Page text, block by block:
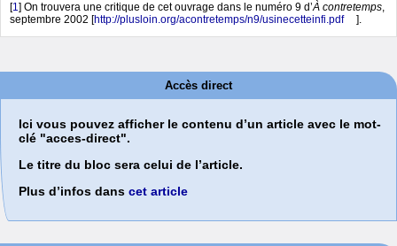
[1] On trouvera une critique de cet ouvrage dans le numéro 9 d’À contretemps,
septembre 2002 [http://plusloin.org/acontretemps/n9/usinecetteinfi.pdf ].
Accès direct
Ici vous pouvez afficher le contenu d’un article avec le mot-
clé "acces-direct".
Le titre du bloc sera celui de l’article.
Plus d’infos dans cet article